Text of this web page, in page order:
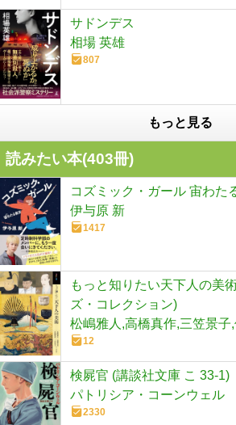
サドンデス
相場 英雄
807
もっと見る
読みたい本(403冊)
コズミック・ガール 宙わた
伊与原 新
1417
もっと知りたい天下人の美
ズ・コレクション)
松嶋雅人,高橋真作,三笠景子
12
検屍官 (講談社文庫 こ 33-1)
パトリシア・コーンウェル
2330